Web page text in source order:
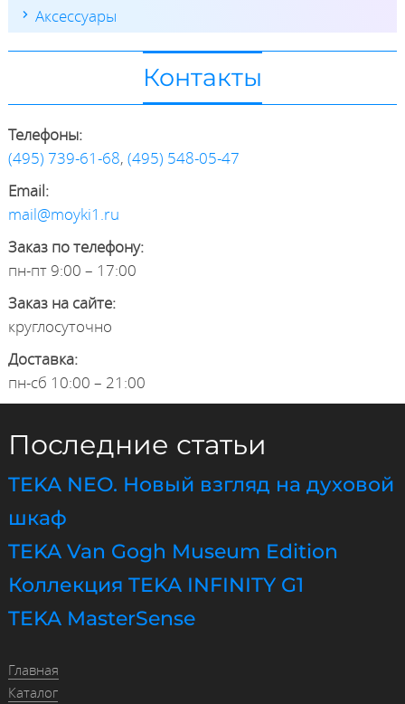
Аксессуары
Контакты
Телефоны:
(495) 739-61-68, (495) 548-05-47
Email:
mail@moyki1.ru
Заказ по телефону:
пн-пт 9:00 – 17:00
Заказ на сайте:
круглосуточно
Доставка:
пн-сб 10:00 – 21:00
Последние статьи
TEKA NEO. Новый взгляд на духовой
шкаф
TEKA Van Gogh Museum Edition
Коллекция TEKA INFINITY G1
TEKA MasterSense
Главная
Каталог